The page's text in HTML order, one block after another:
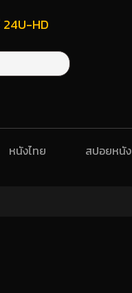
HD
หนังไทย สปอยหนัง